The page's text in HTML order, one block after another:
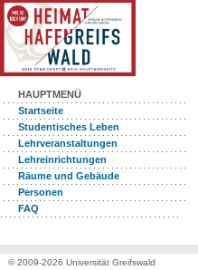
HAUPTMENÜ
Startseite
Studentisches Leben
Lehrveranstaltungen
Lehreinrichtungen
Räume und Gebäude
Personen
FAQ
© 2009-2026 Universität Greifswald